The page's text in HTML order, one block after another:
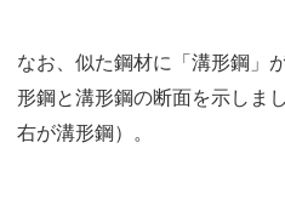
なお、似た鋼材に「溝形鋼」
形鋼と溝形鋼の断面を示しま
右が溝形鋼）。